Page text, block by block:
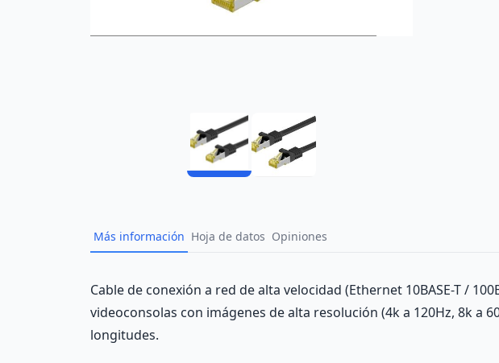
Más información Hoja de datos Opiniones
Description
Cable de conexión a red de alta velocidad (Ethernet 10BASE-T /
videoconsolas con imágenes de alta resolución (4k a 120Hz, 8k a
longitudes.